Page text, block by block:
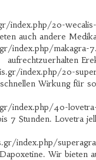
index.php/20-
auch andere
index.php/makagra-
aufrechtzuerhalten
index.php/20-
Wirkung für
index.php/40-
7 Stunden. Lovetra
index.php/
Wir bieten